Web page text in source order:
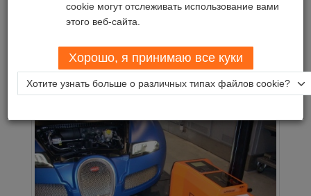
Государственные
инспекционные центры
cookie могут отслеживать использование вами
этого веб-сайта.
Хорошо, я принимаю все куки
Хотите узнать больше о различных типах файлов cookie?